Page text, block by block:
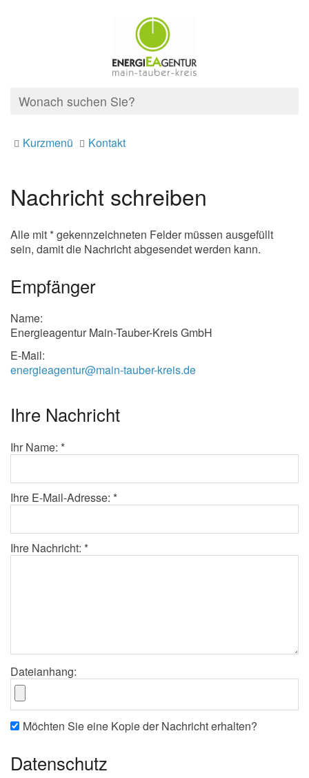
Kurzmenü Kontakt
Nachricht schreiben
Alle mit * gekennzeichneten Felder müssen ausgefüllt
sein, damit die Nachricht abgesendet werden kann.
Empfänger
Name:
Energieagentur Main-Tauber-Kreis GmbH
E-Mail:
energieagentur@main-tauber-kreis.de
Ihre Nachricht
Ihr Name: *
Ihre E-Mail-Adresse: *
Ihre Nachricht: *
Dateianhang:
Möchten Sie eine Kopie der Nachricht erhalten?
Datenschutz